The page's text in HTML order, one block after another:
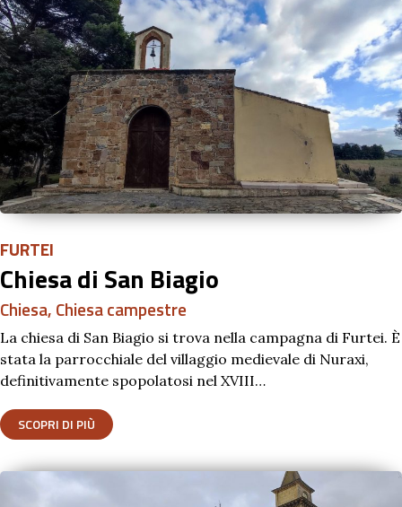
FURTEI
Chiesa di San Biagio
Chiesa, Chiesa campestre
La chiesa di San Biagio si trova nella campagna di Furtei. È
stata la parrocchiale del villaggio medievale di Nuraxi,
definitivamente spopolatosi nel XVIII…
SCOPRI DI PIÙ